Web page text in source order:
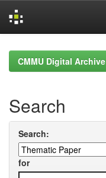
navigationCMMU Digital Archive
Search
Search:
for